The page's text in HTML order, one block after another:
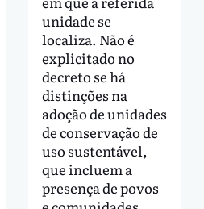
unidade se
localiza. Não é
explicitado no
decreto se há
distinções na
adoção de unidades
de conservação de
uso sustentável,
que incluem a
presença de povos